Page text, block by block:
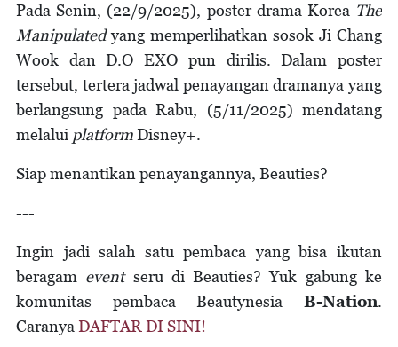
Pada Senin, (22/9/2025), poster drama Korea The
Manipulatedyang memperlihatkan sosok Ji Chang
Wook dan D.O EXO pun dirilis. Dalam poster
tersebut, tertera jadwal penayangan dramanya yang
berlangsung pada Rabu, (5/11/2025) mendatang
melalui platformDisney+.
Siap menantikan penayangannya, Beauties?
---
Ingin jadi salah satu pembaca yang bisa ikutan
beragam eventseru di Beauties? Yuk gabung ke
komunitas pembaca Beautynesia B-Nation.
Caranya DAFTAR DI SINI!